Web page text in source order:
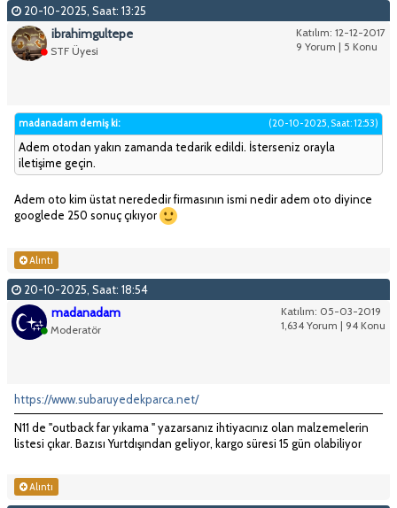
20-10-2025, Saat: 13:25
Katılım: 12-12-2017
9 Yorum | 5 Konu
ibrahimgultepe
STF Üyesi
(20-10-2025, Saat: 12:53)
madanadam demiş ki:
Adem otodan yakın zamanda tedarik edildi. İsterseniz orayla
iletişime geçin.
Adem oto kim üstat nerededir firmasının ismi nedir adem oto diyince
googlede 250 sonuç çıkıyor
Alıntı
20-10-2025, Saat: 18:54
Katılım: 05-03-2019
1,634 Yorum | 94 Konu
madanadam
Moderatör
https://www.subaruyedekparca.net/
N11 de "outback far yıkama " yazarsanız ihtiyacınız olan malzemelerin
listesi çıkar. Bazısı Yurtdışından geliyor, kargo süresi 15 gün olabiliyor
Alıntı